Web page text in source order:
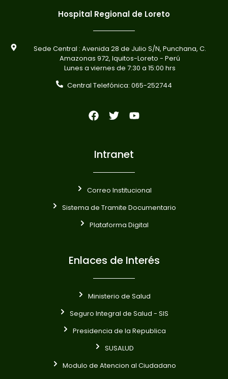
Hospital Regional de Loreto
Sede Central : Avenida 28 de Julio S/N, Punchana, C.
Amazonas 972, Iquitos-Loreto - Perú
Lunes a viernes de 7:30 a 15:00 hrs
Central Telefónica: 065-252744
Intranet
Correo Institucional
Sistema de Tramite Documentario
Plataforma Digital
Enlaces de Interés
Ministerio de Salud
Seguro Integral de Salud - SIS
Presidencia de la Republica
SUSALUD
Modulo de Atencion al Ciudadano